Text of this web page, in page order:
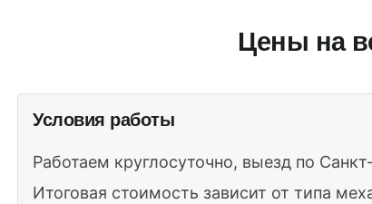
Цены на
Условия работы
Работаем круглосуточно, выезд по
Итоговая стоимость зависит от типа